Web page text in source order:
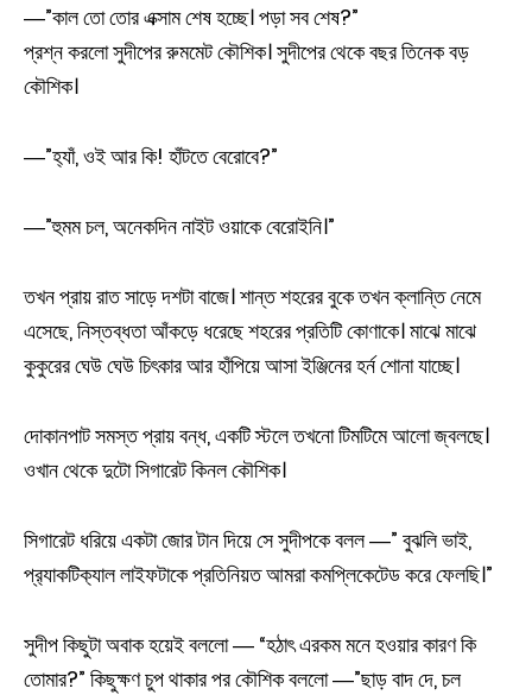
―”কাল তো তোর এক্সাম শেষ হচ্ছে। পড়া সব শেষ?”
প্রশ্ন করলো সুদীপের রুমমেট কৌশিক। সুদীপের থেকে বছর তিনেক বড়
কৌশিক।
―”হ‍্যাঁ, ওই আর কি! হাঁটতে বেরোবে?”
―”হুমম চল, অনেকদিন নাইট ওয়াকে বেরোইনি।”
তখন প্রায় রাত সাড়ে দশটা বাজে। শান্ত শহরের বুকে তখন ক্লান্তি নেমে
এসেছে, নিস্তব্ধতা আঁকড়ে ধরেছে শহরের প্রতিটি কোণাকে। মাঝে মাঝে
কুকুরের ঘেউ ঘেউ চিৎকার আর হাঁপিয়ে আসা ইঞ্জিনের হর্ন শোনা যাচ্ছে।
দোকানপাট সমস্ত প্রায় বন্ধ, একটি স্টলে তখনো টিমটিমে আলো জ্বলছে।
ওখান থেকে দুটো সিগারেট কিনল কৌশিক।
সিগারেট ধরিয়ে একটা জোর টান দিয়ে সে সুদীপকে বলল ―” বুঝলি ভাই,
প্র‍্যাকটিক‍্যাল লাইফটাকে প্রতিনিয়ত আমরা কমপ্লিকেটেড করে ফেলছি।”
সুদীপ কিছুটা অবাক হয়েই বললো ― “হঠাৎ এরকম মনে হওয়ার কারণ কি
তোমার?” কিছুক্ষণ চুপ থাকার পর কৌশিক বললো ―”ছাড় বাদ দে, চল